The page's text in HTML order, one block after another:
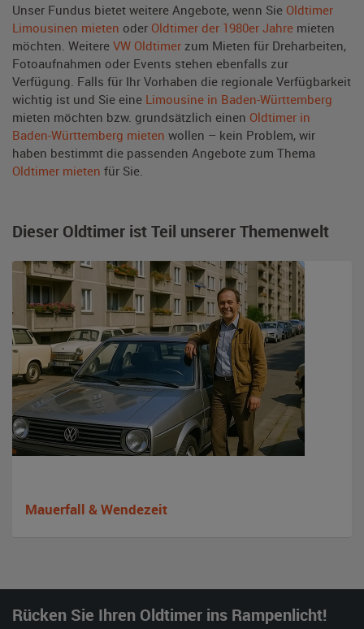
Unser Fundus bietet weitere Angebote, wenn Sie Oldtimer
Limousinen mieten oder Oldtimer der 1980er Jahre mieten
möchten. Weitere VW Oldtimer zum Mieten für Dreharbeiten,
Fotoaufnahmen oder Events stehen ebenfalls zur
Verfügung. Falls für Ihr Vorhaben die regionale Verfügbarkeit
wichtig ist und Sie eine Limousine in Baden-Württemberg
mieten möchten bzw. grundsätzlich einen Oldtimer in
Baden-Württemberg mieten wollen – kein Problem, wir
haben bestimmt die passenden Angebote zum Thema
Oldtimer mieten für Sie.
Dieser Oldtimer ist Teil unserer Themenwelt
Mauerfall & Wendezeit
Rücken Sie Ihren Oldtimer ins Rampenlicht!